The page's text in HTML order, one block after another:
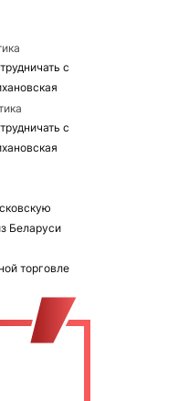
с
с
Беларуси
торговле